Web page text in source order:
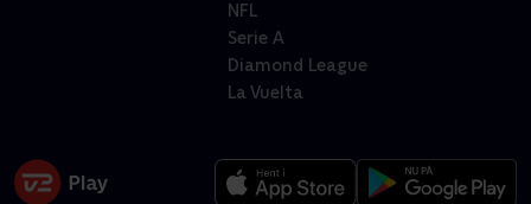
NFL
Serie A
Diamond League
La Vuelta